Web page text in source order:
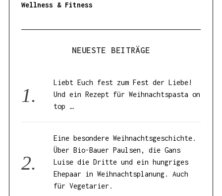
Wellness & Fitness
NEUESTE BEITRÄGE
Liebt Euch fest zum Fest der Liebe!
Und ein Rezept für Weihnachtspasta on
top …
Eine besondere Weihnachtsgeschichte.
Über Bio-Bauer Paulsen, die Gans
Luise die Dritte und ein hungriges
Ehepaar in Weihnachtsplanung. Auch
für Vegetarier.